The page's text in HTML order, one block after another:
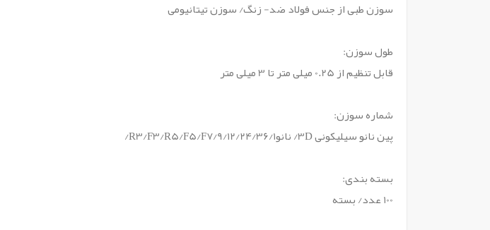
سوزن طبی از جنس فولاد ضد- زنگ/ سوزن تیتانیومی
طول سوزن:
قابل تنظیم از 0.25 میلی متر تا 3 میلی متر
شماره سوزن:
پین نانو سیلیکونی 3D/ نانو1/R3/F3/R5/F5/F7/9/12/24/36/
بسته بندی:
100 عدد/ بسته